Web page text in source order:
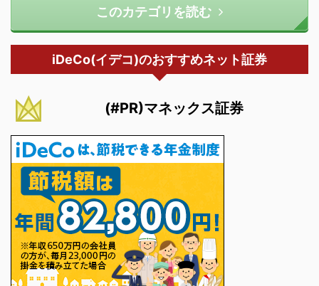
このカテゴリを読む
iDeCo(イデコ)のおすすめネット証券
(#PR)マネックス証券